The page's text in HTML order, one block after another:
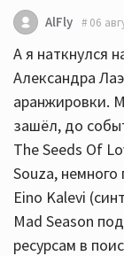
AlFly 06
А я наткнулся
Александра
аранжировки.
зашёл, до
The Seeds Of
Souza, немного
Eino Kalevi
Mad Season
ресурсам в